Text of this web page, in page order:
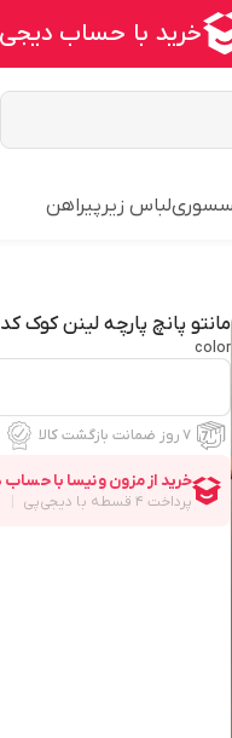
لباس زیر پیراهن
مانتو پانچ پارچه لینن کوک کد 991
color
۷ روز ضمانت بازگشت کالا